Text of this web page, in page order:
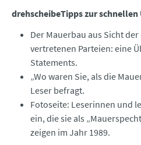
drehscheibeTipps zur
Der Mauerbau aus Sicht
vertretenen Parteien: eine
Statements.
„Wo waren Sie, als die
Leser befragt.
Fotoseite: Leserinnen und
ein, die sie als
zeigen im Jahr 1989.